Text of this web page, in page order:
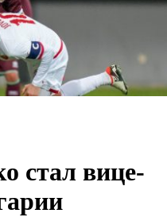
стал вице-